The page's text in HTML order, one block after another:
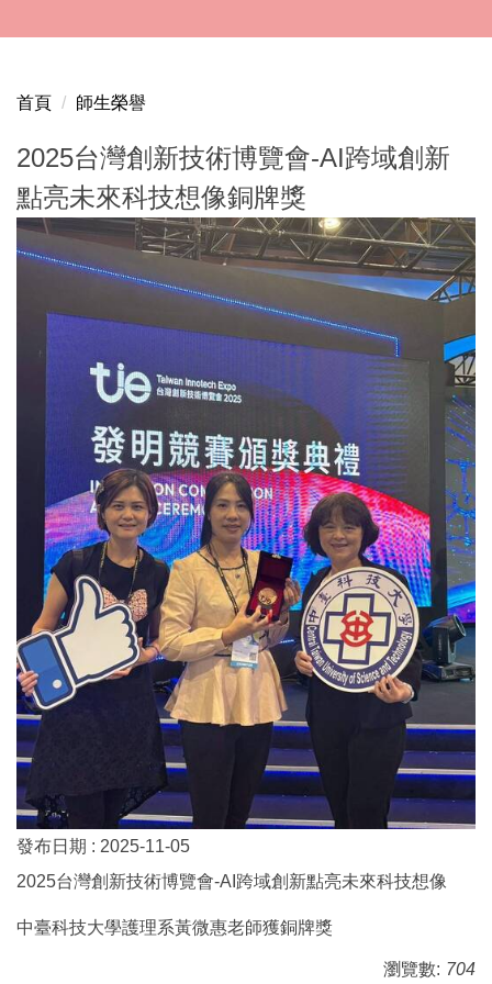
到
要
容
首頁 師生榮譽
2025台灣創新技術博覽會-AI跨域創新
點亮未來科技想像銅牌獎
發布日期 : 2025-11-05
2025台灣創新技術博覽會-AI跨域創新點亮未來科技想像
中臺科技大學護理系黃微惠老師獲銅牌獎
瀏覽數: 704